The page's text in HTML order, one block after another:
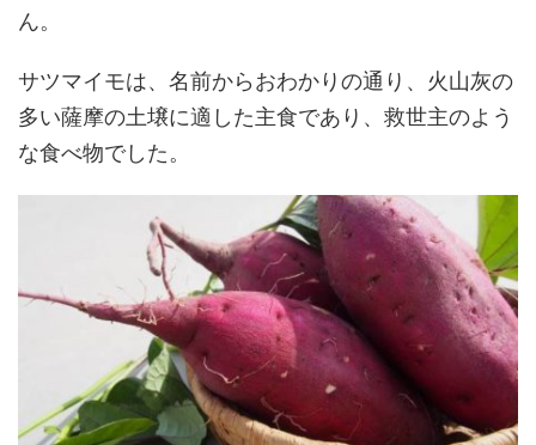
ん。
サツマイモは、名前からおわかりの通り、火山灰の
多い薩摩の土壌に適した主食であり、救世主のよう
な食べ物でした。